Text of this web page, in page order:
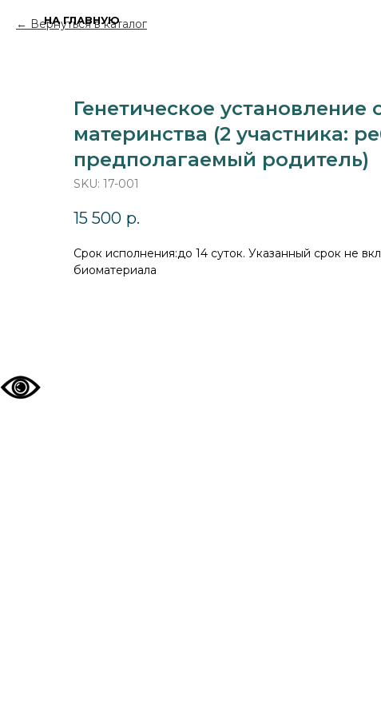
Вернуться в каталог
Генетическое установление
материнства (2 участника:
предполагаемый родитель)
SKU: 17-001
15 500 р.
Cрок исполнения:до 14 суток. Указанный срок не
биоматериала
НА ГЛАВНУЮ